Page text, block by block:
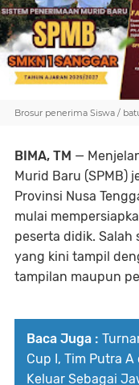
Brosur penerima Siswa /
BIMA, TM —
Murid Baru (SPMB)
Provinsi Nusa
mulai
peserta didik. Salah
yang kini tampil
tampilan maupun
Baca Juga :
Cup I, Tim Putra
Keluar Sebagai